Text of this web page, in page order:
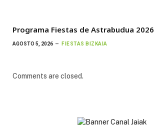
Programa Fiestas de Astrabudua 2026
AGOSTO 5, 2026 FIESTAS BIZKAIA
Comments are closed.